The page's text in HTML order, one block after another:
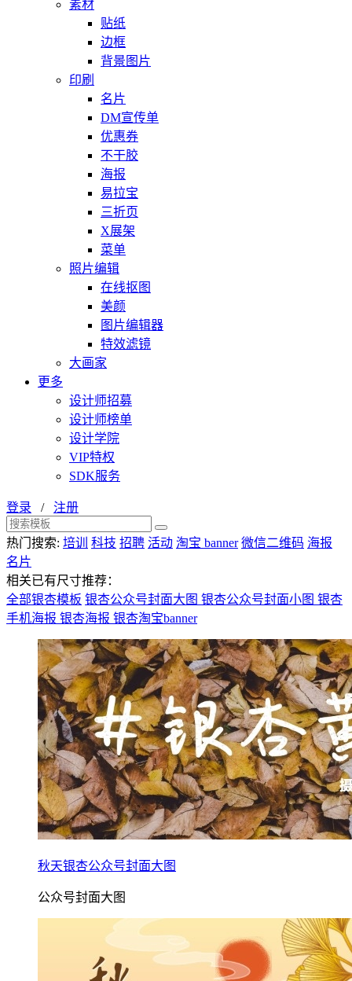
素材
贴纸
边框
背景图片
印刷
名片
DM宣传单
优惠券
不干胶
海报
易拉宝
三折页
X展架
菜单
照片编辑
在线抠图
美颜
图片编辑器
特效滤镜
大画家
更多
设计师招募
设计师榜单
设计学院
VIP特权
SDK服务
登录 / 注册
热门搜索: 培训 科技 招聘 活动 淘宝 banner 微信二维码 海报
名片
相关已有尺寸推荐：
全部银杏模板 银杏公众号封面大图 银杏公众号封面小图 银杏
手机海报 银杏海报 银杏淘宝banner
秋天银杏公众号封面大图
公众号封面大图